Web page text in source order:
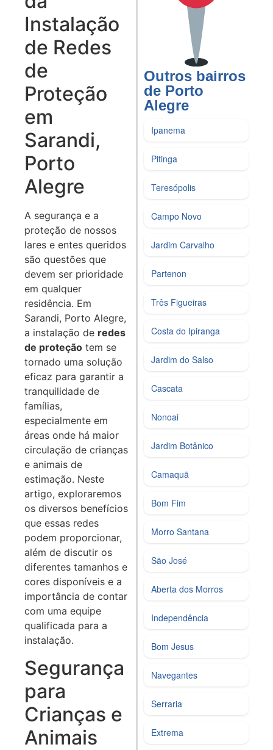
Instalação
de Redes
de
Proteção
em
Sarandi,
Porto
Alegre
A segurança e a
proteção de nossos
lares e entes queridos
são questões que
devem ser prioridade
em qualquer
residência. Em
Sarandi, Porto Alegre,
a instalação de redes
de proteção tem se
tornado uma solução
eficaz para garantir a
tranquilidade de
famílias,
especialmente em
áreas onde há maior
circulação de crianças
e animais de
estimação. Neste
artigo, exploraremos
os diversos benefícios
que essas redes
podem proporcionar,
além de discutir os
diferentes tamanhos e
cores disponíveis e a
importância de contar
com uma equipe
qualificada para a
instalação.
Segurança
para
Crianças e
Animais
Outros bairros
de Porto
Alegre
Ipanema
Pitinga
Teresópolis
Campo Novo
Jardim Carvalho
Partenon
Três Figueiras
Costa do Ipiranga
Jardim do Salso
Cascata
Nonoai
Jardim Botânico
Camaquã
Bom Fim
Morro Santana
São José
Aberta dos Morros
Independência
Bom Jesus
Navegantes
Serraria
Extrema